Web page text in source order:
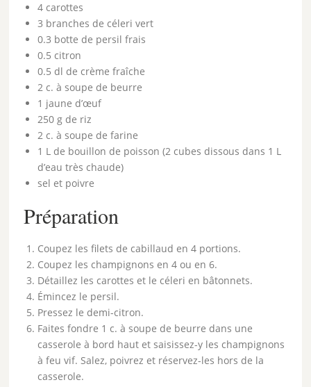
4 carottes
3 branches de céleri vert
0.3 botte de persil frais
0.5 citron
0.5 dl de crème fraîche
2 c. à soupe de beurre
1 jaune d’œuf
250 g de riz
2 c. à soupe de farine
1 L de bouillon de poisson (2 cubes dissous dans 1 L
d’eau très chaude)
sel et poivre
Préparation
Coupez les filets de cabillaud en 4 portions.
Coupez les champignons en 4 ou en 6.
Détaillez les carottes et le céleri en bâtonnets.
Émincez le persil.
Pressez le demi-citron.
Faites fondre 1 c. à soupe de beurre dans une
casserole à bord haut et saisissez-y les champignons
à feu vif. Salez, poivrez et réservez-les hors de la
casserole.